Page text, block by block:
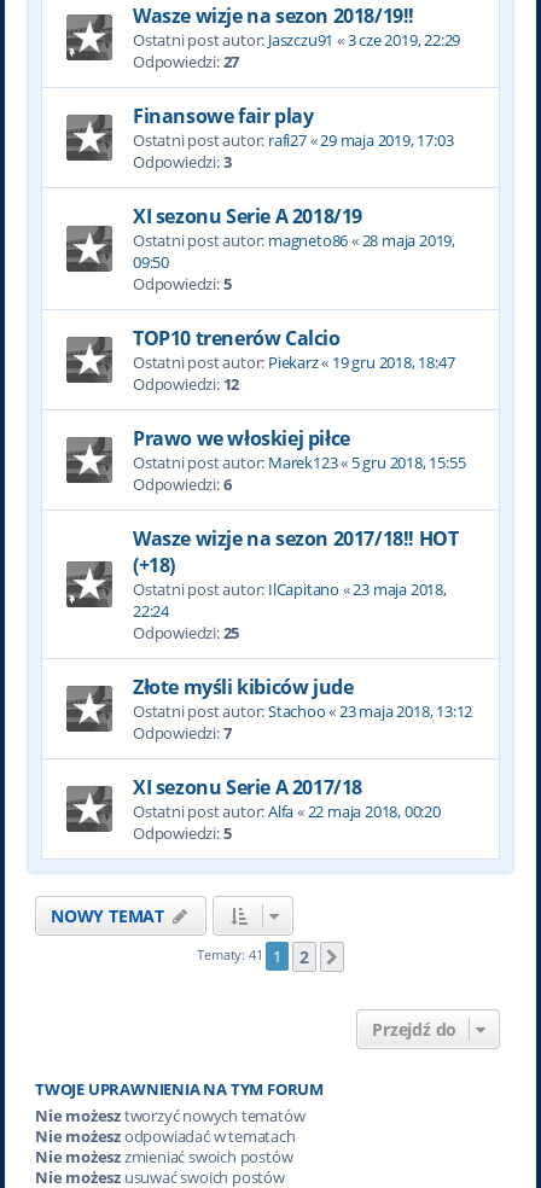
Wasze wizje na sezon 2018/19!!
Ostatni post autor: Jaszczu91 «3 cze 2019, 22:29
Odpowiedzi:27
Finansowe fair play
Ostatni post autor: rafi27«29 maja 2019, 17:03
Odpowiedzi:3
XI sezonu Serie A 2018/19
Ostatni post autor: magneto86«28 maja 2019,
09:50
Odpowiedzi:5
TOP10 trenerów Calcio
Ostatni post autor: Piekarz« 19 gru 2018, 18:47
Odpowiedzi: 12
Prawo we włoskiej piłce
Ostatni post autor: Marek123« 5 gru 2018, 15:55
Odpowiedzi:6
Wasze wizje na sezon 2017/18!! HOT
(+18)
Ostatni post autor: IlCapitano «23 maja 2018,
22:24
Odpowiedzi:25
Złote myśli kibiców jude
Ostatni post autor:Stachoo«23 maja 2018, 13:12
Odpowiedzi:7
XI sezonu Serie A 2017/18
Ostatni post autor:Alfa«22 maja 2018, 00:20
Odpowiedzi:5
NOWY TEMAT
Tematy: 41 1 2
Przejdź do
TWOJE UPRAWNIENIA NA TYM FORUM
Nie możesztworzyć nowych tematów
Nie możeszodpowiadać w tematach
Nie możeszzmieniać swoich postów
Nie możeszusuwać swoich postów